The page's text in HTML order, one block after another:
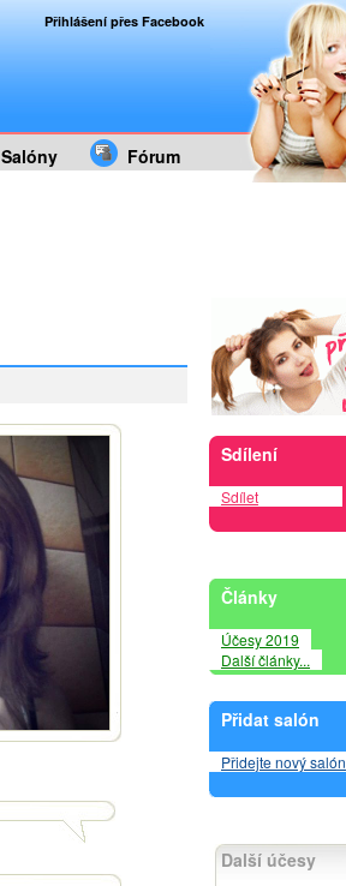
Přihlášení přes Facebook
Salóny Fórum
Sdílení
Sdílet
Články
Účesy 2019
Další články...
Přidat salón
Přidejte nový salón
Další účesy